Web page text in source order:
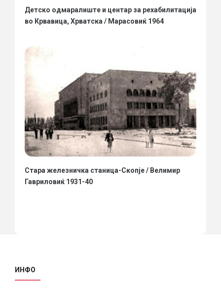
Детско одмаралиште и центар за рехабилитација
во Крвавица, Хрватска / Марасовиќ 1964
Стара железничка станица-Скопје / Велимир
Гавриловиќ 1931-40
ИНФО